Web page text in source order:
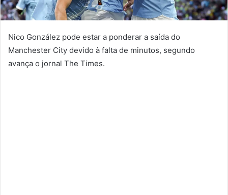
Nico González pode estar a ponderar a saída do
Manchester City devido à falta de minutos, segundo
avança o jornal The Times.